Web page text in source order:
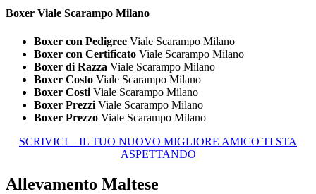
Boxer Viale Scarampo Milano
Boxer con Pedigree Viale Scarampo Milano
Boxer con Certificato Viale Scarampo Milano
Boxer di Razza Viale Scarampo Milano
Boxer Costo Viale Scarampo Milano
Boxer Costi Viale Scarampo Milano
Boxer Prezzi Viale Scarampo Milano
Boxer Prezzo Viale Scarampo Milano
SCRIVICI – IL TUO NUOVO MIGLIORE AMICO TI STA
ASPETTANDO
Allevamento Maltese